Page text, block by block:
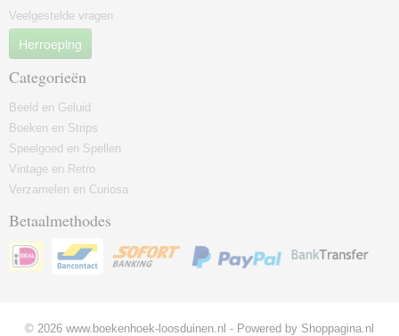
Veelgestelde vragen
Herroeping
Categorieën
Beeld en Geluid
Boeken en Strips
Speelgoed en Spellen
Vintage en Retro
Verzamelen en Curiosa
Betaalmethodes
© 2026 www.boekenhoek-loosduinen.nl - Powered by Shoppagina.nl